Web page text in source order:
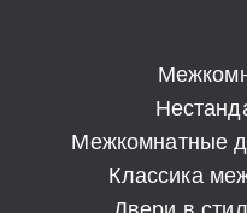
Межкомнатные
Классика